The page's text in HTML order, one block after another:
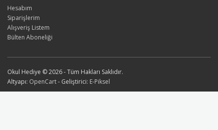
Hesabım
Siparişlerim
Alışveriş Listem
Bülten Aboneliği
Okul Hediye © 2026 - Tüm Hakları Saklıdır.
Altyapı: OpenCart- Geliştirici: E-Piksel